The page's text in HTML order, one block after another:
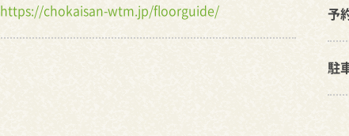
https://chokaisan-wtm.jp/floorguide/ 予
駐